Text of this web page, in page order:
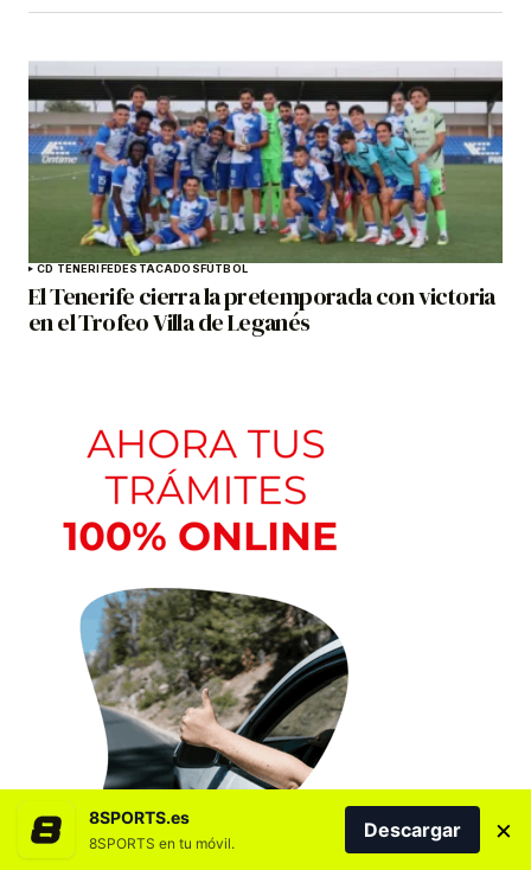
CD TENERIFEDESTACADOS FÚTBOL
El Tenerife cierra la pretemporada con victoria
en el Trofeo Villa de Leganés
8SPORTS.es
8SPORTS en tu móvil.
Descargar ×